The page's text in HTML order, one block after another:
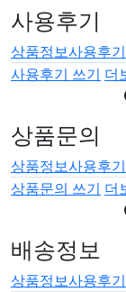
사용후기
상품정보사용후기
사용후기 쓰기 더
상품문의
상품정보사용후기
상품문의 쓰기 더
배송정보
상품정보사용후기